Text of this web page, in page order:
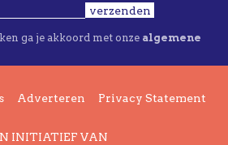
verzenden
ga je akkoord met onze algemene
Adverteren Privacy Statement
INITIATIEF VAN